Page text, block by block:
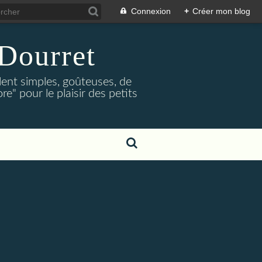
Connexion + Créer mon blog
simples, goûteuses, de
pour le plaisir des petits